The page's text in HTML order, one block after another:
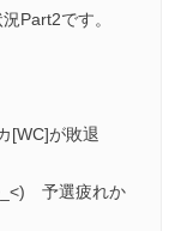
Part2です。
[WC]が敗退
予選疲れか